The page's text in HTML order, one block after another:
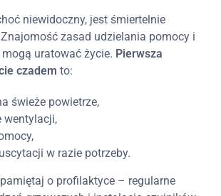
niewidoczny, jest śmiertelnie
zasad udzielania pomocy i
uratować życie. Pierwsza
czadem to:
świeże powietrze,
wentylacji,
w razie potrzeby.
o profilaktyce – regularne